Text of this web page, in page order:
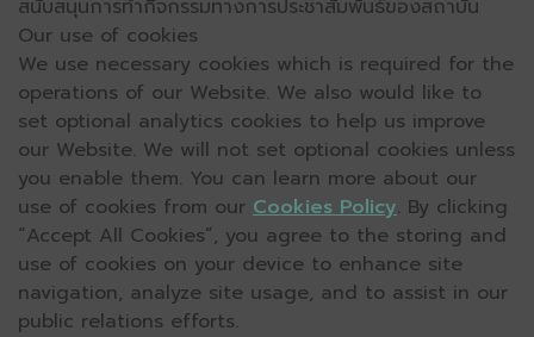
สนับสนุนการทำกิจกรรมทางการประชาสัมพันธ์ของสถาบัน
Our use of cookies
We use necessary cookies which is required for the
operations of our Website. We also would like to
set optional analytics cookies to help us improve
our Website. We will not set optional cookies unless
you enable them. You can learn more about our
use of cookies from our Cookies Policy. By clicking
“Accept All Cookies”, you agree to the storing and
use of cookies on your device to enhance site
navigation, analyze site usage, and to assist in our
public relations efforts.